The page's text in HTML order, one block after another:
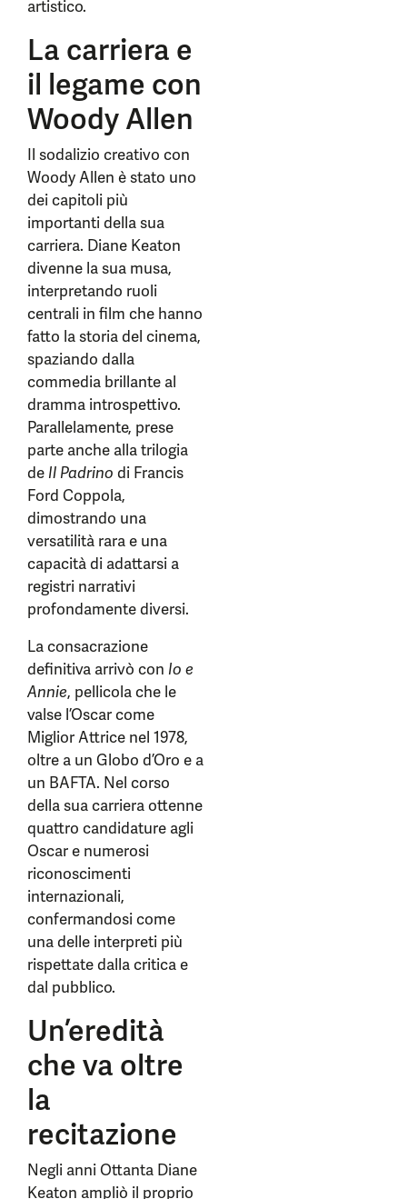
artistico.
La carriera e
il legame con
Woody Allen
Il sodalizio creativo con
Woody Allen è stato uno
dei capitoli più
importanti della sua
carriera. Diane Keaton
divenne la sua musa,
interpretando ruoli
centrali in film che hanno
fatto la storia del cinema,
spaziando dalla
commedia brillante al
dramma introspettivo.
Parallelamente, prese
parte anche alla trilogia
de Il Padrino di Francis
Ford Coppola,
dimostrando una
versatilità rara e una
capacità di adattarsi a
registri narrativi
profondamente diversi.
La consacrazione
definitiva arrivò con Io e
Annie, pellicola che le
valse l’Oscar come
Miglior Attrice nel 1978,
oltre a un Globo d’Oro e a
un BAFTA. Nel corso
della sua carriera ottenne
quattro candidature agli
Oscar e numerosi
riconoscimenti
internazionali,
confermandosi come
una delle interpreti più
rispettate dalla critica e
dal pubblico.
Un’eredità
che va oltre
la
recitazione
Negli anni Ottanta Diane
Keaton ampliò il proprio